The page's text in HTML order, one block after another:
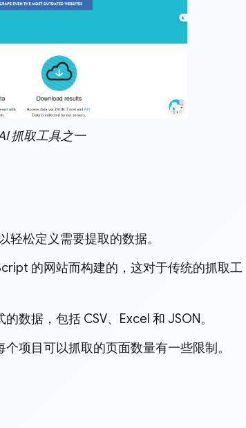
抓取工具之一
轻松定义需要提取的数据。
的网站而构建的，这对于传统的抓取工
数据，包括 CSV、Excel 和 JSON。
项目可以抓取的页面数量有一些限制。